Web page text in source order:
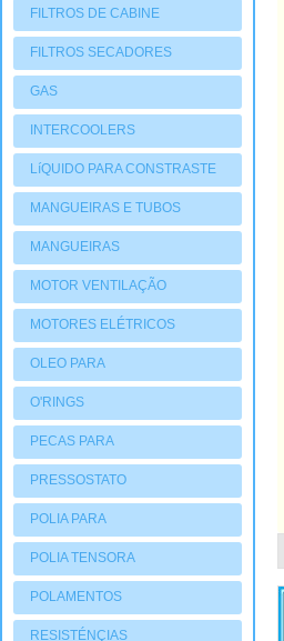
FILTROS DE CABINE
FILTROS SECADORES
GAS
INTERCOOLERS
LíQUIDO PARA CONSTRASTE
MANGUEIRAS E TUBOS
MANGUEIRAS
MOTOR VENTILAÇÃO
MOTORES ELÉTRICOS
OLEO PARA
COMPRESSORES
O'RINGS
PECAS PARA
COMPRESSORES
PRESSOSTATO
POLIA PARA
COMPRESSORES
POLIA TENSORA
POLAMENTOS
RESISTÉNÇIAS